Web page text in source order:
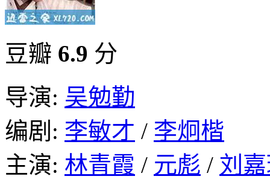
豆瓣 6.9 分
导演: 吴勉勤
编剧: 李敏才 / 李炯楷
主演: 林青霞 / 元彪 / 刘